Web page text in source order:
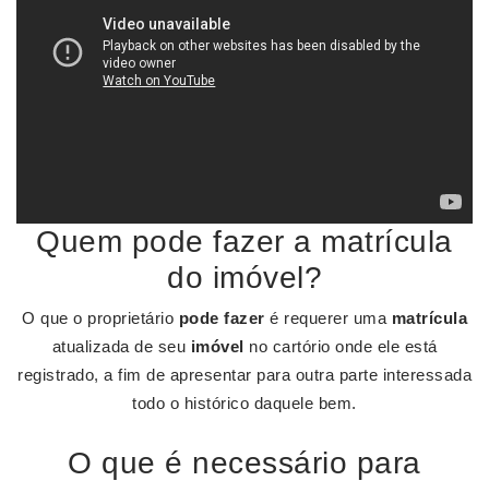
Quem pode fazer a matrícula
do imóvel?
O que o proprietário pode fazer é requerer uma matrícula
atualizada de seu imóvel no cartório onde ele está
registrado, a fim de apresentar para outra parte interessada
todo o histórico daquele bem.
O que é necessário para